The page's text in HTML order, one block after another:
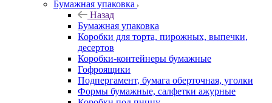
Бумажная упаковка
Назад
Бумажная упаковка
Коробки для торта, пирожных, выпечки,
десертов
Коробки-контейнеры бумажные
Гофроящики
Подпергамент, бумага оберточная, уголки
Формы бумажные, салфетки ажурные